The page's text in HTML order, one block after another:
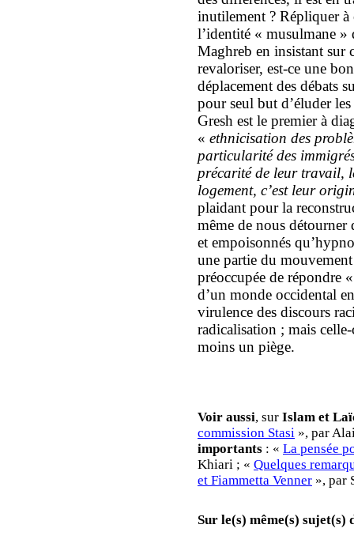
inutilement ? Répliquer à
l’identité « musulmane »
Maghreb en insistant sur
revaloriser, est-ce une
déplacement des débats
pour seul but d’éluder
Gresh est le premier à
« ethnicisation des
particularité des
précarité de leur travail,
logement, c’est leur
plaidant pour la
même de nous détourner
et empoisonnés
une partie du
préoccupée de répondre
d’un monde occidental
virulence des discours
radicalisation ; mais
moins un piège.
Voir aussi, sur Islam et
commission Stasi », par
importants : « La pensée
Khiari ; « Quelques
et Fiammetta Venner », par
Sur le(s) même(s) sujet(s)